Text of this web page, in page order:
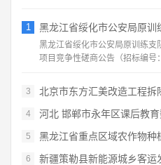
1 黑龙江省绥化市公安局原训
黑龙江省绥化市公安局原训练支
项目竞争性磋商公告（招标编号
3 北京市东方汇美改造工程拆
4 河北 邯郸市永年区课后教
5 黑龙江省重点区域农作物种
6 新疆策勒县新能源城乡客运